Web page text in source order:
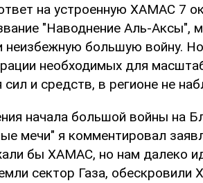
на устроенную ХАМАС 7
"Наводнение Аль-Аксы",
неизбежную большую войну.
необходимых для
и средств, в регионе не
начала большой войны на
мечи" я комментировал
бы ХАМАС, но нам далеко
сектор Газа, обескровили